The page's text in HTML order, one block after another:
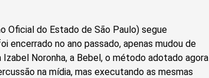
Oficial do Estado de São Paulo) segue
encerrado no ano passado, apenas mudou de
Noronha, a Bebel, o método adotado agora
na mídia, mas executando as mesmas